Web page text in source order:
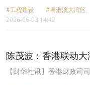
推出“易泊游”服务供全部
留意实施安排，并视乎实
议书》，共同推动两地工
定粤港澳大湾区建筑标准。
#工程建设 #粤港澳大湾区
2026-06-03 14:42
陈茂波：香港联动
【财华社讯】香港财政司